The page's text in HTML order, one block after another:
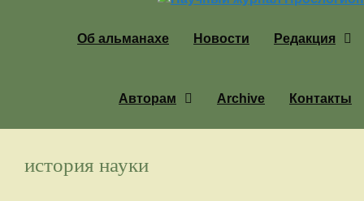
Об альманахе Новости Редакция
Авторам Archive Контакты
история науки